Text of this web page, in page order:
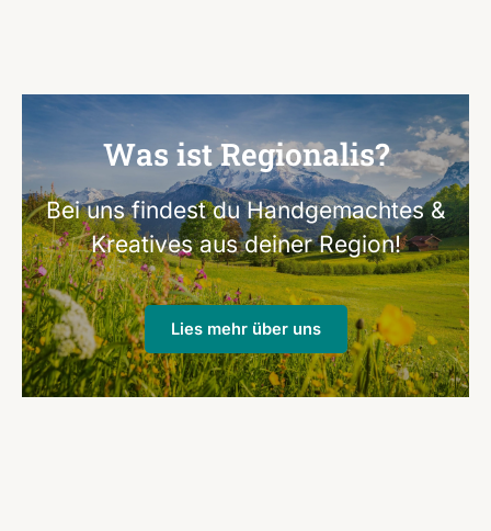
Was ist Regionalis?
Bei uns findest du Handgemachtes &
Kreatives aus deiner Region!
Lies mehr über uns